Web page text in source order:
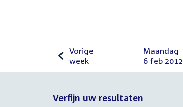
Vorige
week
Vorige
Maandag
6 feb 2012
Maandag
Verfijn uw resultaten